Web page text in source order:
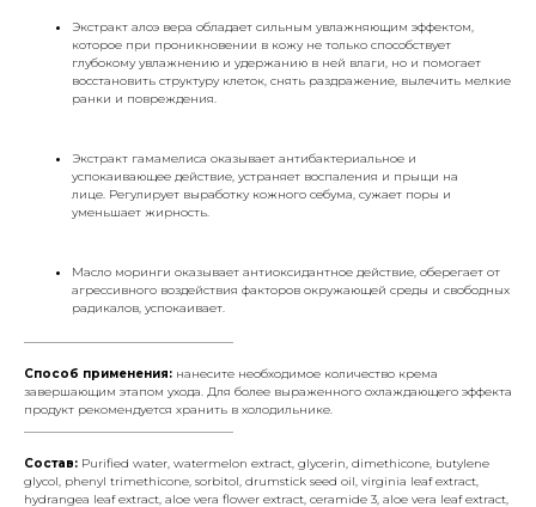
Экстракт алоэ вера обладает сильным увлажняющим эффектом,
которое при проникновении в кожу не только способствует
глубокому увлажнению и удержанию в ней влаги, но и помогает
восстановить структуру клеток, снять раздражение, вылечить мелкие
ранки и повреждения.
Экстракт гамамелиса оказывает антибактериальное и
успокаивающее действие, устраняет воспаления и прыщи на
лице. Регулирует выработку кожного себума, сужает поры и
уменьшает жирность.
Масло моринги оказывает антиоксидантное действие, оберегает от
агрессивного воздействия факторов окружающей среды и свободных
радикалов, успокаивает.
Способ применения: нанесите необходимое количество крема
завершающим этапом ухода. Для более выраженного охлаждающего эффекта
продукт рекомендуется хранить в холодильнике.
Состав: Purified water, watermelon extract, glycerin, dimethicone, butylene
glycol, phenyl trimethicone, sorbitol, drumstick seed oil, virginia leaf extract,
hydrangea leaf extract, aloe vera flower extract, ceramide 3, aloe vera leaf extract,